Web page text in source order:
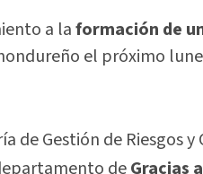
a laformación de
el próximo
de Gestión de Riesgos
deGracias